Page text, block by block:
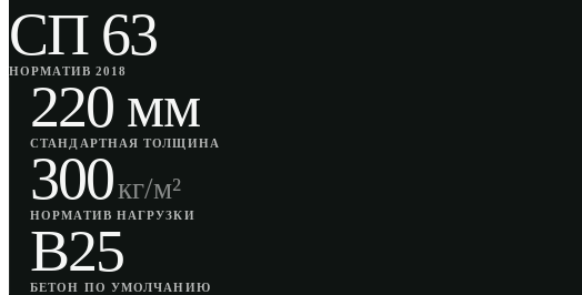
СП 63
НОРМАТИВ 2018
220 мм
СТАНДАРТНАЯ ТОЛЩИНА
300кг/м²
НОРМАТИВ НАГРУЗКИ
B25
БЕТОН ПО УМОЛЧАНИЮ